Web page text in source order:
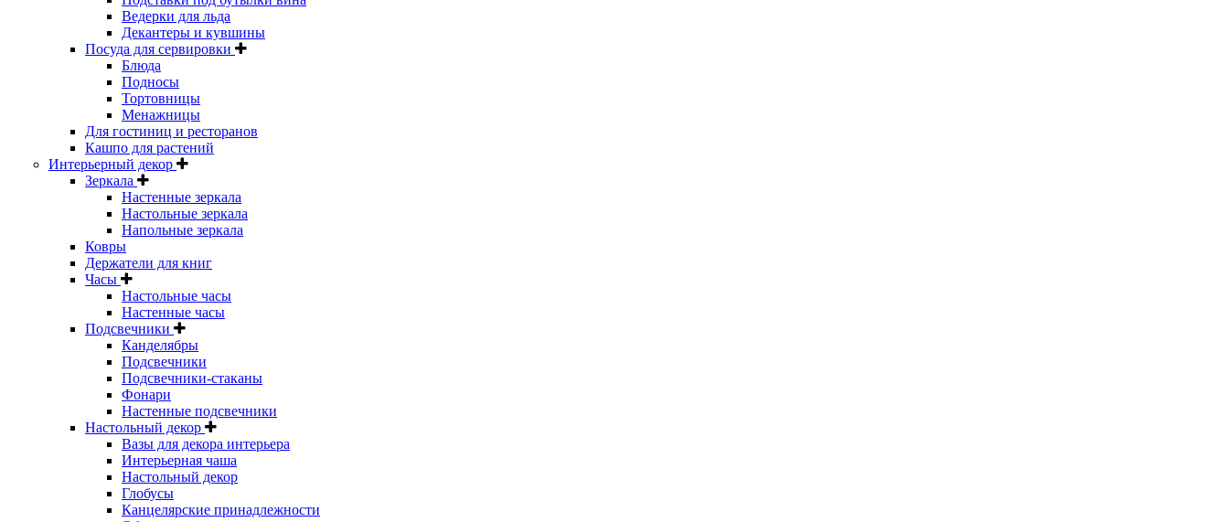
Ведерки для льда
Декантеры и кувшины
Посуда для сервировки
Блюда
Подносы
Тортовницы
Менажницы
Для гостиниц и ресторанов
Кашпо для растений
Интерьерный декор
Зеркала
Настенные зеркала
Настольные зеркала
Напольные зеркала
Ковры
Держатели для книг
Часы
Настольные часы
Настенные часы
Подсвечники
Канделябры
Подсвечники
Подсвечники-стаканы
Фонари
Настенные подсвечники
Настольный декор
Вазы для декора интерьера
Интерьерная чаша
Настольный декор
Глобусы
Канцелярские принадлежности